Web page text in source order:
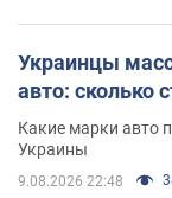
Украинцы
авто: сколько
Какие марки авто
Украины
9.08.2026 22:48